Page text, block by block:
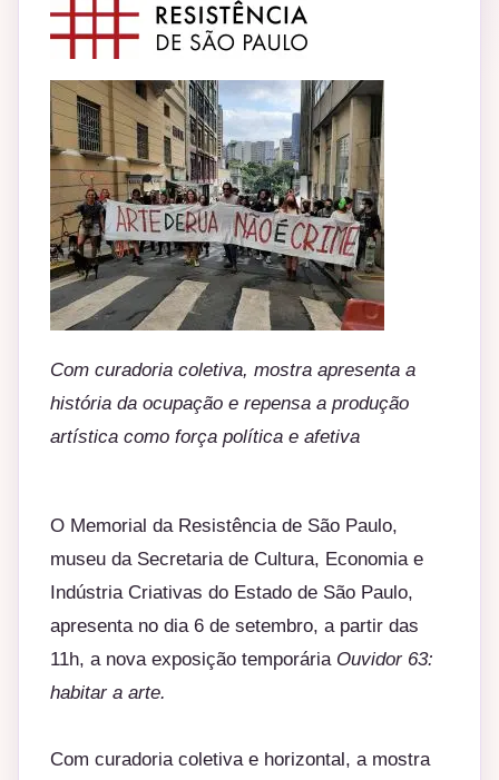
Com curadoria coletiva, mostra apresenta a
história da ocupação e repensa a produção
artística como força política e afetiva
O Memorial da Resistência de São Paulo,
museu da Secretaria de Cultura, Economia e
Indústria Criativas do Estado de São Paulo,
apresenta no dia 6 de setembro, a partir das
11h, a nova exposição temporária Ouvidor 63:
habitar a arte.
Com curadoria coletiva e horizontal, a mostra